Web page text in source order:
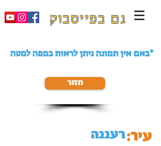
גם בפייסבוק
באם אין תמונה ניתן לראות במפה למטה*
חזור
רעננהעיר: